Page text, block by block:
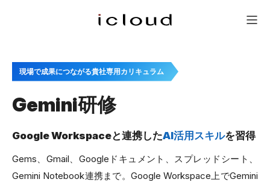
現場で成果につながる貴社専用カリキュラム
Gemini研修
Google Workspaceと連携したAI活用スキルを習得
Gems、Gmail、Googleドキュメント、スプレッドシート、
Gemini Notebook連携まで。Google Workspace上でGemini
新人研修 会社概要 問い合わせ メニュー